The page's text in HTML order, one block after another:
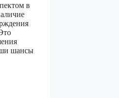
в
шансы